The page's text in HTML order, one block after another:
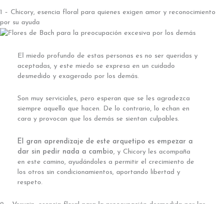
1 – Chicory, esencia floral para quienes exigen amor y reconocimiento
por su ayuda
El miedo profundo de estas personas es no ser queridas y
aceptadas, y este miedo se expresa en un cuidado
desmedido y exagerado por los demás.
Son muy serviciales, pero esperan que se les agradezca
siempre aquello que hacen. De lo contrario, lo echan en
cara y provocan que los demás se sientan culpables.
El gran aprendizaje de este arquetipo es empezar a
dar sin pedir nada a cambio, y Chicory les acompaña
en este camino, ayudándoles a permitir el crecimiento de
los otros sin condicionamientos, aportando libertad y
respeto.